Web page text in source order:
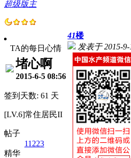
超级版主
TA的每日心情
堵心啊
2015-6-5 08:56
签到天数: 61 天
[LV.6]常住居民II
帖子
11223
精华
41楼
发表于 2015-